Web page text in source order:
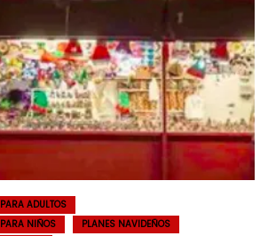
ADULTOS
NIÑOS
PLANES NAVIDEÑOS